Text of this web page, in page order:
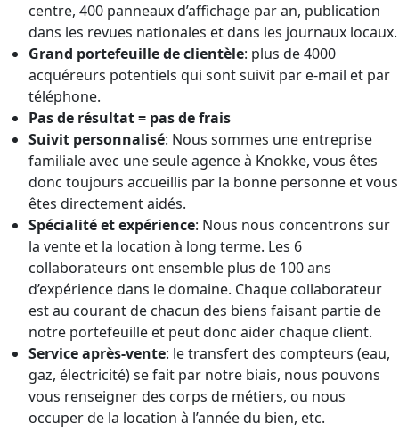
centre, 400 panneaux d’affichage par an, publication
dans les revues nationales et dans les journaux locaux.
Grand portefeuille de clientèle: plus de 4000
acquéreurs potentiels qui sont suivit par e-mail et par
téléphone.
Pas de résultat = pas de frais
Suivit personnalisé: Nous sommes une entreprise
familiale avec une seule agence à Knokke, vous êtes
donc toujours accueillis par la bonne personne et vous
êtes directement aidés.
Spécialité et expérience: Nous nous concentrons sur
la vente et la location à long terme. Les 6
collaborateurs ont ensemble plus de 100 ans
d’expérience dans le domaine. Chaque collaborateur
est au courant de chacun des biens faisant partie de
notre portefeuille et peut donc aider chaque client.
Service après-vente: le transfert des compteurs (eau,
gaz, électricité) se fait par notre biais, nous pouvons
vous renseigner des corps de métiers, ou nous
occuper de la location à l’année du bien, etc.